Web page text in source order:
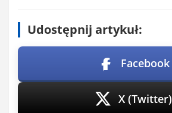
Udostępnij artykuł:
Facebook
X (Twitter)